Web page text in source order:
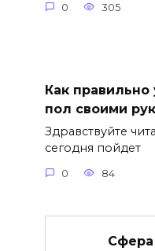
0 305
Как правильно
пол своими
Здравствуйте
сегодня пойдет
0 84